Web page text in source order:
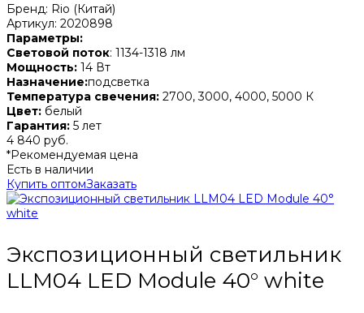
Бренд: Rio (Китай)
Артикул: 2020898
Параметры:
Световой поток: 1134-1318 лм
Мощность: 14 Вт
Назначение:подсветка
Температура свечения: 2700, 3000, 4000, 5000 К
Цвет: белый
Гарантия: 5 лет
4 840 руб.
*Рекомендуемая цена
Есть в наличии
Купить оптомЗаказать
Экспозиционный светильник
LLM04 LED Module 40° white